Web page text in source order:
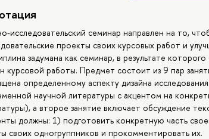
исследовательский семинар направлен на то,
проекты своих курсовых работ и
задумана как семинар, в результате
курсовой работы. Предмет состоит из 9 пар
определенному аспекту дизайна
научной литературы с акцентом на
а второе занятие включает обсуждение
должны: 1) подготовить конкретную часть
своих одногруппников и прокомментировать их.